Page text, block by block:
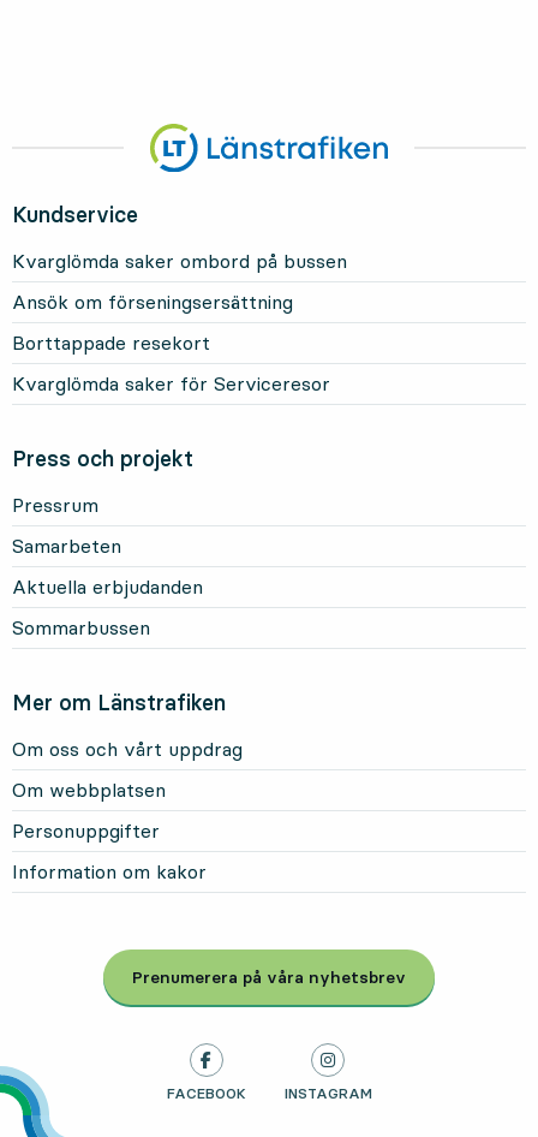
Kundservice
Kvarglömda saker ombord på bussen
Ansök om förseningsersättning
Borttappade resekort
Kvarglömda saker för Serviceresor
Press och projekt
Pressrum
Samarbeten
Aktuella erbjudanden
Sommarbussen
Mer om Länstrafiken
Om oss och vårt uppdrag
Om webbplatsen
Personuppgifter
Information om kakor
Prenumerera på våra nyhetsbrev
, Öppnas i modal
LÄNSTRAFIKEN PÅ
FACEBOOK , ÖPPNAS I NY FLIK
LÄNSTRAFIKEN PÅ
INSTAGRAM